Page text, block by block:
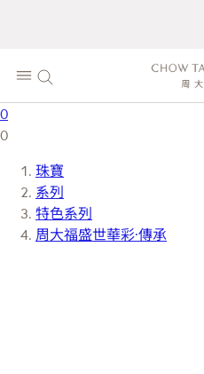
0
0
珠寶
系列
特色系列
周大福盛世華彩·傳承